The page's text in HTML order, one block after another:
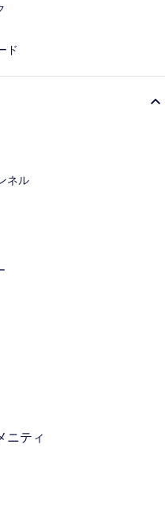
ド
ネル
ニティ